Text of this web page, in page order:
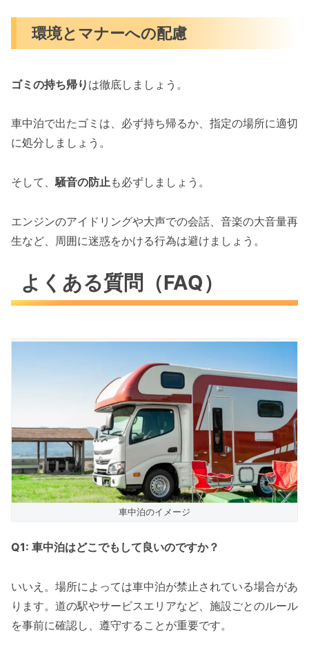
環境とマナーへの配慮
ゴミの持ち帰り は徹底しましょう。
車中泊で出たゴミは、必ず持ち帰るか、指定の場所に適切
に処分しましょう。
そして、騒音の防止も必ずしましょう。
エンジンのアイドリングや大声での会話、音楽の大音量再
生など、周囲に迷惑をかける行為は避けましょう。
よくある質問（FAQ）
車中泊のイメージ
Q1: 車中泊はどこでもして良いのですか？
いいえ。場所によっては車中泊が禁止されている場合があ
ります。道の駅やサービスエリアなど、施設ごとのルール
を事前に確認し、遵守することが重要です。